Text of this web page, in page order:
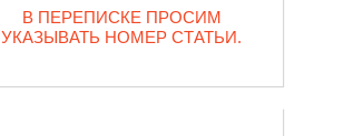
В ПЕРЕПИСКЕ ПРОСИМ
УКАЗЫВАТЬ НОМЕР СТАТЬИ.